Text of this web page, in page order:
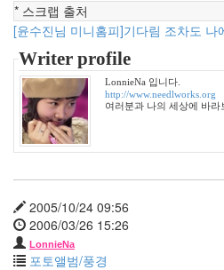
* 스크랩 출처
[윤수진님 미니홈피]기다림 조차도 나
Writer profile
LonnieNa 입니다.
http://www.needlworks.org
여러분과 나의 세상에 바라
2005/10/24 09:56
2006/03/26 15:26
LonnieNa
포토앨범/풍경
월
3
년
34
2010
년
1
월
년
2
월
2